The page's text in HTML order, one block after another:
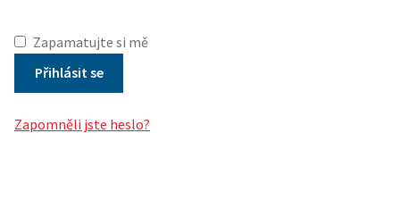
Zapamatujte si mě
Přihlásit se
Zapomněli jste heslo?